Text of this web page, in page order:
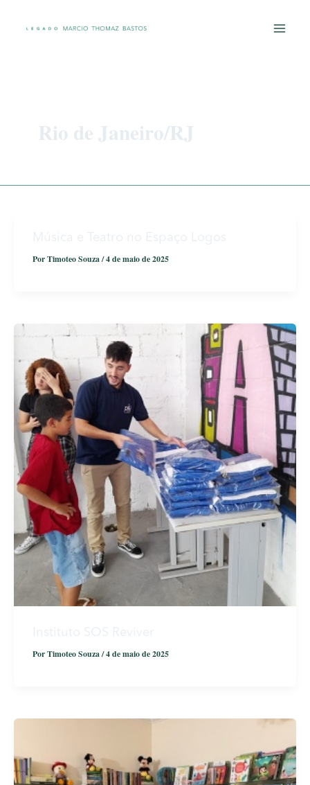
Rio de Janeiro/RJ
Música e Teatro no Espaço Logos
PorTimoteo Souza/4 de maio de 2025
Instituto SOS Reviver
PorTimoteo Souza/4 de maio de 2025